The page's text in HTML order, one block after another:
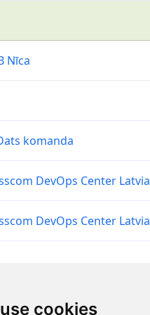
cookies
Nīca
komanda
DevOps Center Latvia
DevOps Center Latvia